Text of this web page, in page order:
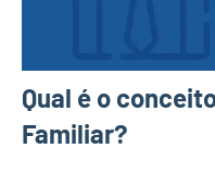
Qual é o
Familiar?